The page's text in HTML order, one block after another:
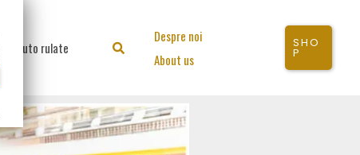
Auto rulate Search
Despre noi
About us
SHO
P